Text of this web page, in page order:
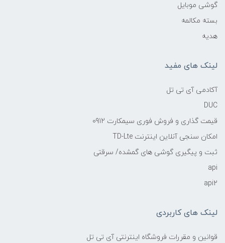
گوشی موبایل
بسته مکالمه
هدیه
لینک های مفید
آکادمی آی تی تل
DUC
قیمت گذاری و فروش فوری سیمکارت 0912
امکان سنجی آنلاین اینترنت TD-Lte
ثبت و پیگیری گوشی های گمشده/ سرقتی
api
api2
لینک های کاربردی
قوانین و مقررات فروشگاه اینترنتی آی تی تل